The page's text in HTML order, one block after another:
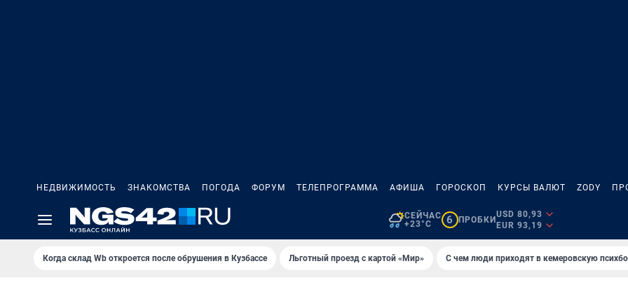
НЕДВИЖИМОСТЬ ЗНАКОМСТВА ПОГОДА ФОРУМ ТЕЛЕПРОГРАММА АФИША ГОРОСКОП КУРСЫ ВАЛЮТ ZODY
СЕЙЧАС
+23°C
6 ПРОБКИ
USD 80,93
EUR 93,19
Когда склад Wb откроется после обрушения в Кузбассе Льготный проезд с картой «Мир» С чем люди приходят в кемеровскую